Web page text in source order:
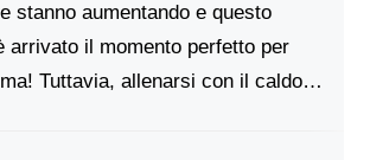
stanno aumentando e questo
arrivato il momento perfetto per
Tuttavia, allenarsi con il caldo